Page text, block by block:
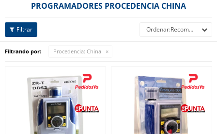
PROGRAMADORES PROCEDENCIA CHINA
Recomendados
Filtrando por: Procedencia: China